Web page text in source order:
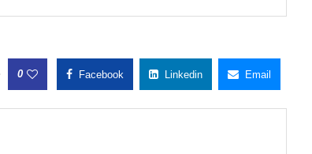
0 Facebook Linkedin Email